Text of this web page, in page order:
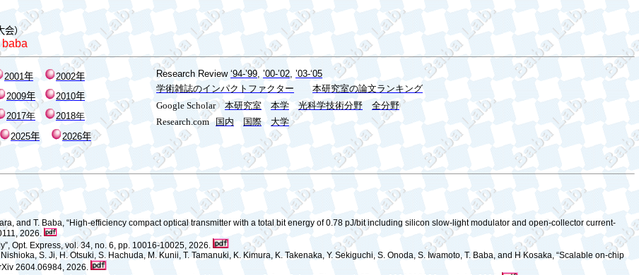
会）
baba
2001年 2002年
2009年 2010年
2017年 2018年
2025年 2026年
Research Review ‘94-’99, ’00-’02, ’03-‘05
学術雑誌のインパクトファクター
本研究室の論文ランキング
Google Scholar
本研究室 本学 光科学技術分野
全分野
Research.com 国内 国際 大学
and T. Baba, “High-efficiency compact optical transmitter with a total bit energy of 0.78 pJ/bit including silicon slow-light modulator and open-collector current-
2026.
Opt. Express, vol. 34, no. 6, pp. 10016-10025, 2026.
S. Ji, H. Otsuki, S. Hachuda, M. Kunii, T. Tamanuki, K. Kimura, K. Takenaka, Y. Sekiguchi, S. Onoda, S. Iwamoto, T. Baba, and H Kosaka, “Scalable on-chip
2604.06984, 2026.